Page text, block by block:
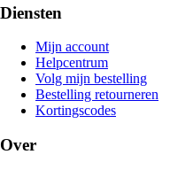
Diensten
Mijn account
Helpcentrum
Volg mijn bestelling
Bestelling retourneren
Kortingscodes
Over